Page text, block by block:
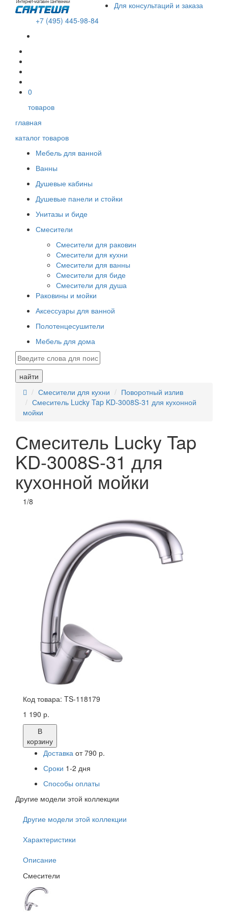
Для консультаций и заказа
+7 (495) 445-98-84
0
товаров
главная
каталог товаров
Мебель для ванной
Ванны
Душевые кабины
Душевые панели и стойки
Унитазы и биде
Смесители
Смесители для раковин
Смесители для кухни
Смесители для ванны
Смесители для биде
Смесители для душа
Раковины и мойки
Аксессуары для ванной
Полотенцесушители
Мебель для дома
найти
Смесители для кухни
Поворотный излив
Смеситель Lucky Tap KD-3008S-31 для кухонной
мойки
Смеситель Lucky Tap
KD-3008S-31 для
кухонной мойки
1/8
Код товара: TS-118179
1 190 р.
В
корзину
Доставка от 790 р.
Сроки 1-2 дня
Способы оплаты
Другие модели этой коллекции
Другие модели этой коллекции
Характеристики
Описание
Смесители